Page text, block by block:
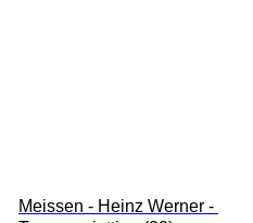
Meissen - Heinz Werner -